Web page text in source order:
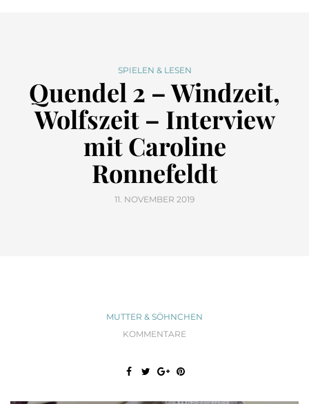
SPIELEN & LESEN
Quendel 2 – Windzeit,
Wolfszeit – Interview
mit Caroline
Ronnefeldt
11. NOVEMBER 2019
MUTTER & SÖHNCHEN
KOMMENTARE